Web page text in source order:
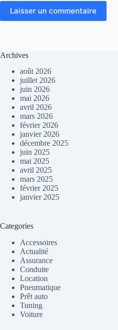
Laisser un commentaire
Archives
août 2026
juillet 2026
juin 2026
mai 2026
avril 2026
mars 2026
février 2026
janvier 2026
décembre 2025
juin 2025
mai 2025
avril 2025
mars 2025
février 2025
janvier 2025
Categories
Accessoires
Actualité
Assurance
Conduite
Location
Pneumatique
Prêt auto
Tuning
Voiture